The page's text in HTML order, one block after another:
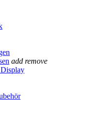
add remove
Display